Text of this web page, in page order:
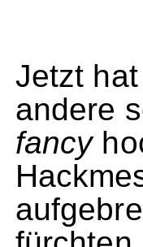
Jetzt
andere
fancy